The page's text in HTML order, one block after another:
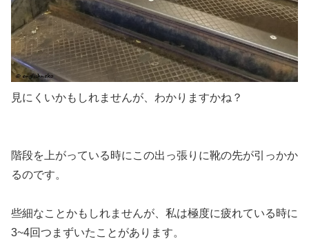
見にくいかもしれませんが、わかりますかね？
階段を上がっている時にこの出っ張りに靴の先が引っかか
るのです。
些細なことかもしれませんが、私は極度に疲れている時に
3~4回つまずいたことがあります。